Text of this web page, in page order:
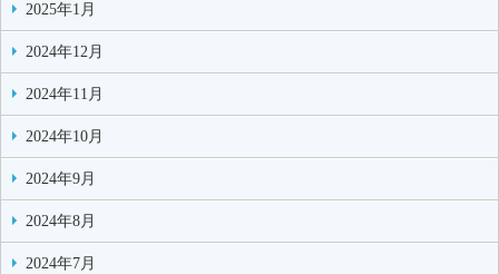
2025年1月
2024年12月
2024年11月
2024年10月
2024年9月
2024年8月
2024年7月